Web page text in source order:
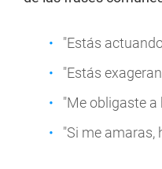
"Estás
"Estás
"Me obligaste a
"Si me amaras,